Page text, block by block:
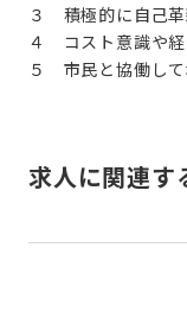
３ 積極的に自己革
４ コスト意識や経
５ 市民と協働し
求人に関連す